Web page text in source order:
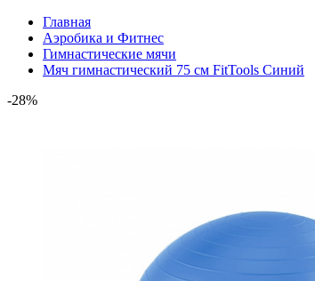
Главная
Аэробика и Фитнес
Гимнастические мячи
Мяч гимнастический 75 см FitTools Синий
-28%